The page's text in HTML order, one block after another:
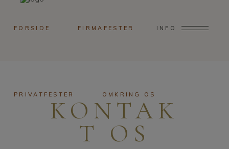
FORSIDE FIRMAFESTER
PRIVATFESTER OMKRING OS
INFO
KONTAK
T OS